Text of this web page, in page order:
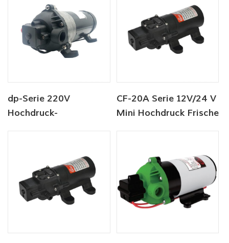
dp-Serie 220V
Hochdruck-
CF-20A Serie 12V/24 V
Mini Hochdruck Frische